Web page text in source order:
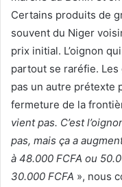
Certains produits de
souvent du Niger
prix initial. L’oignon
partout se raréfie.
pas un autre prétexte
fermeture de la
vient pas. C’est
pas, mais ça a
à 48.000 FCFA ou
30.000 FCFA », nous